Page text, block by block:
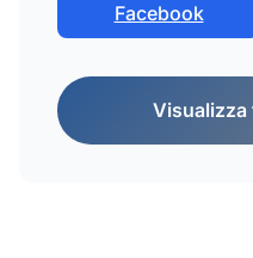
Facebook